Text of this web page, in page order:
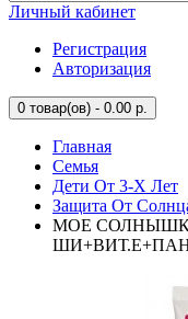
Личный кабинет
Регистрация
Авторизация
0 товар(ов) - 0.00 р.
Главная
Семья
Дети От 3-Х Лет
Защита От
МОЕ